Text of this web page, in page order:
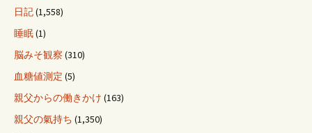
日記(1,558)
睡眠(1)
脳みそ観察 (310)
血糖値測定 (5)
親父からの働きかけ (163)
親父の氣持ち (1,350)